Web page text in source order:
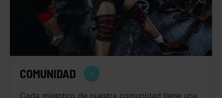
COMUNIDAD
Cada miembro de nuestra comunidad tiene una